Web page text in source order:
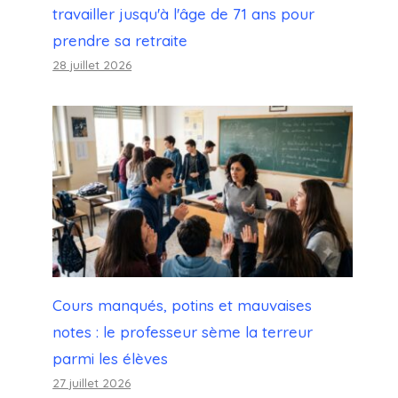
travailler jusqu'à l'âge de 71 ans pour
prendre sa retraite
28 juillet 2026
Cours manqués, potins et mauvaises
notes : le professeur sème la terreur
parmi les élèves
27 juillet 2026